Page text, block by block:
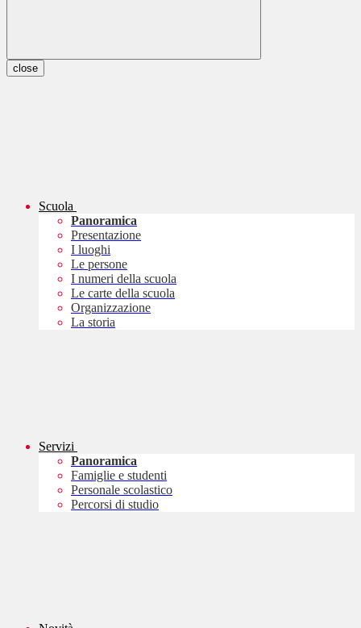
close
Scuola
Panoramica
Presentazione
I luoghi
Le persone
I numeri della scuola
Le carte della scuola
Organizzazione
La storia
Servizi
Panoramica
Famiglie e studenti
Personale scolastico
Percorsi di studio